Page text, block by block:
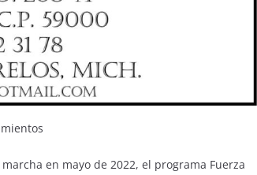
en mayo de 2022, el programa Fuerza